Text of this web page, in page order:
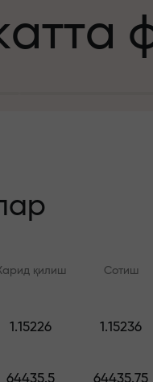
қилиш Сотиш
1.15226 1.15236
64435.5 64435.75
Онлайн курслар